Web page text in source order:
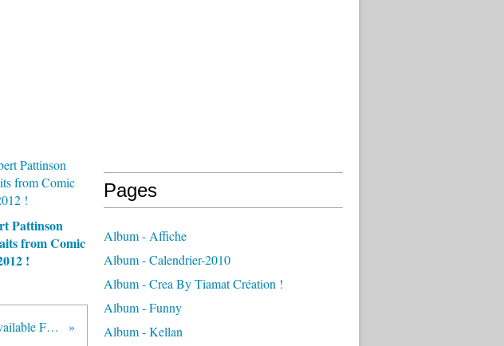
Pattinson
from Comic
!
Bobby Long A Winter Tale Available February 1st 2011 !
Pages
Album - Affiche
Album - Calendrier-2010
Album - Crea By Tiamat Création !
Album - Funny
Album - Kellan